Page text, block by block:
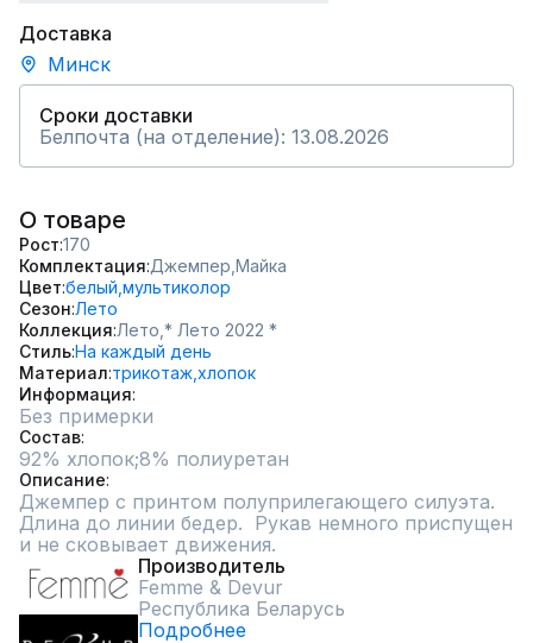
Доставка
Минск
Сроки доставки
Белпочта (на отделение): 13.08.2026
О товаре
Рост 170
Комплектация Джемпер, Майка
Цвет белый, мультиколор
Сезон Лето
Коллекция Лето, * Лето 2022 *
СтильНа каждый день
Материал трикотаж, хлопок
Информация
Без примерки
Состав
92% хлопок;8% полиуретан
Описание
Джемпер с принтом полуприлегающего силуэта.
Длина до линии бедер.  Рукав немного приспущен
и не сковывает движения.
Производитель
Femme & Devur
Республика Беларусь
Подробнее